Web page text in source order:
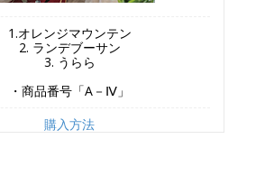
1.オレンジマウンテン
2. ランデブーサン
3. うらら
・商品番号「A－Ⅳ」
購入方法